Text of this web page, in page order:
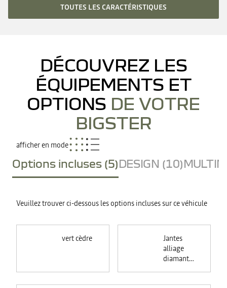
TOUTES LES CARACTÉRISTIQUES
DÉCOUVREZ LES
ÉQUIPEMENTS ET
OPTIONS DE VOTRE
BIGSTER
afficher en mode
Options incluses (5)DESIGN (10)
Veuillez trouver ci-dessous les options incluses sur ce véhicule
vert cèdre
Jantes
alliage
diamantées